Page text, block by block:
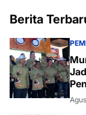
Berita